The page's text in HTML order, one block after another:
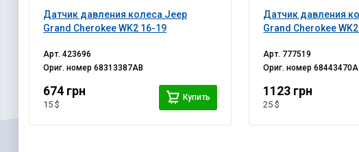
Датчик давления колеса Jeep
Grand Cherokee WK2 16-19
Арт.423696
Ориг. номер68313387AB
674 грн
15 $
Купить
Датчик давления
Grand Cherokee
Арт. 777519
Ориг. номер
1123 грн
25 $